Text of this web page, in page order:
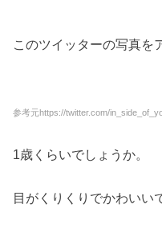
このツイッターの写真を
参考元https://twitter.com/
1歳くらいでしょうか。
目がくりくりでかわいい